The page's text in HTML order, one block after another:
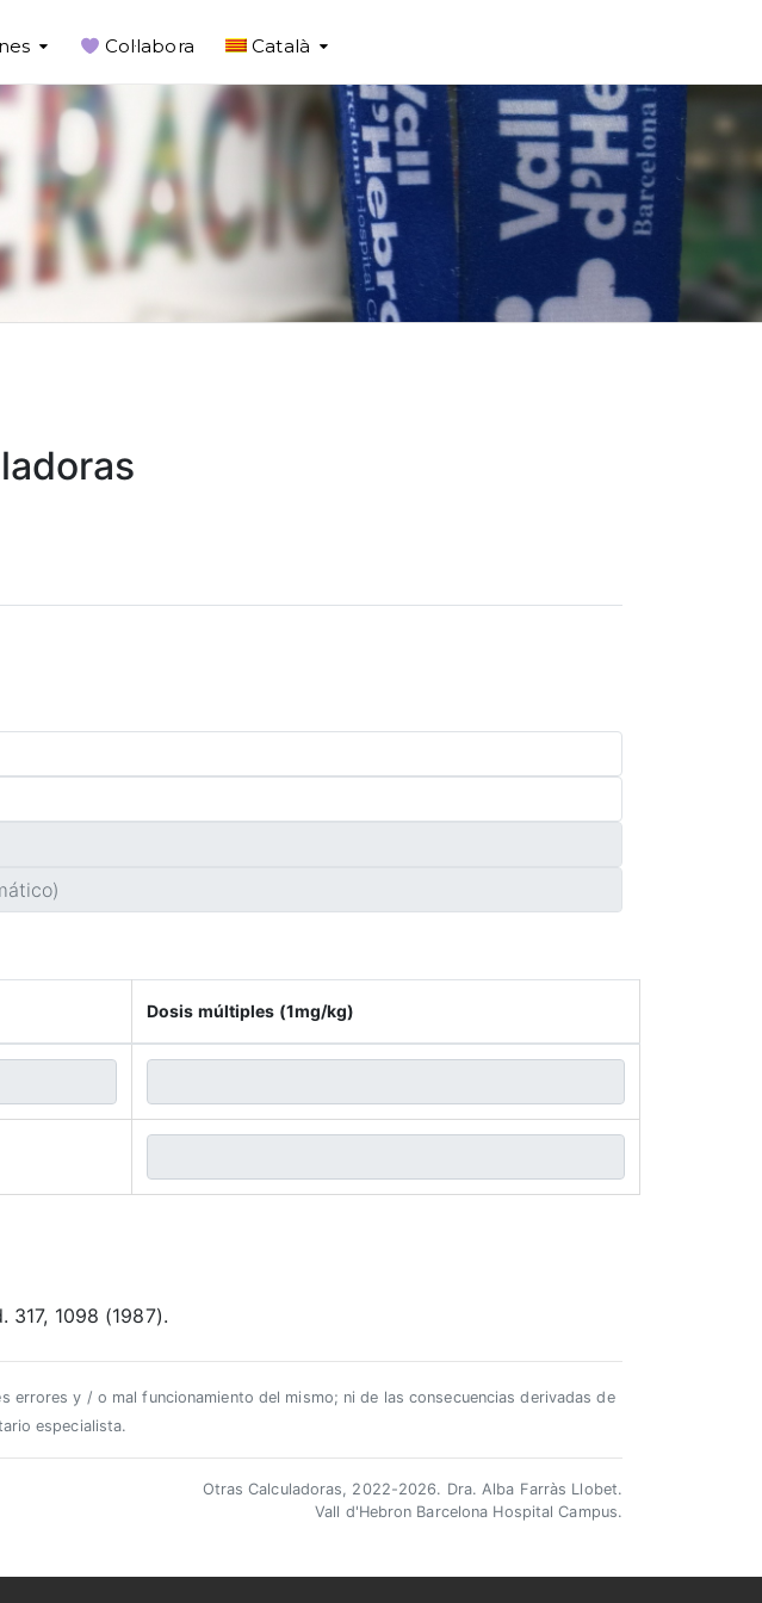
Col·labora Català
Dosis múltiples (1mg/kg)
1098 (1987).
y / o mal funcionamiento del mismo; ni de las consecuencias derivadas de
especialista.
Otras Calculadoras, 2022-2026. Dra. Alba Farràs Llobet.
Vall d'Hebron Barcelona Hospital Campus.